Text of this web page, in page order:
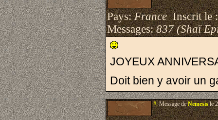
Pays:FranceInscrit le
Messages:837 (Shaï
JOYEUX
Doit bien y avoir un
#.Message deNemesisle